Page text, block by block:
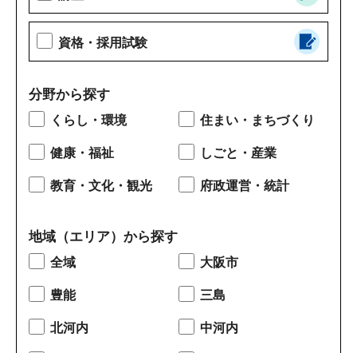
資格・採用試験
分野から探す
くらし・環境 住まい・まちづくり
健康・福祉 しごと・産業
教育・文化・観光 府政運営・統計
地域（エリア）から探す
全域 大阪市
豊能 三島
北河内 中河内